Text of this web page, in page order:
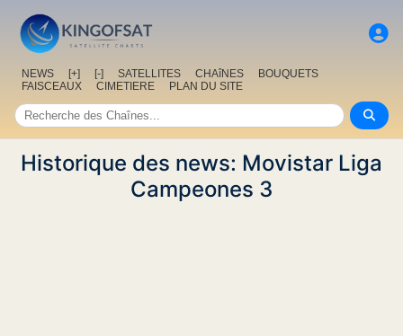
NEWS [+] [-] SATELLITES CHAîNES
BOUQUETS
FAISCEAUX
CIMETIERE PLAN DU SITE
Historique des news: Movistar Liga
Campeones 3